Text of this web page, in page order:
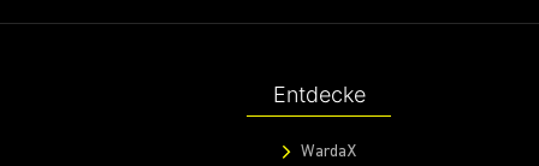
Entdecke
WardaX